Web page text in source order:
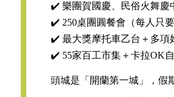
✔️ 樂團賀國慶、民俗火舞慶
✔️ 250桌團圓餐會（每人只
✔️ 最大獎摩托車乙台＋多項
✔️ 55家百工市集＋卡拉OK
頭城是「開蘭第一城」，假